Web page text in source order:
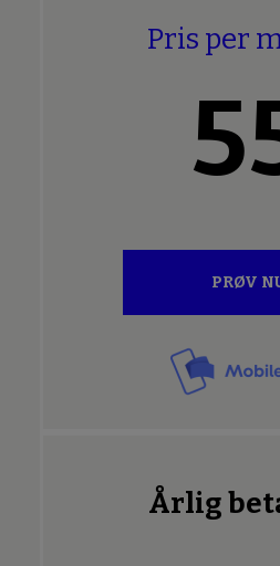
Pris per
PRØV
Årlig